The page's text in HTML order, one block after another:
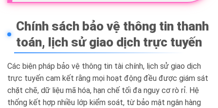
Chính sách bảo vệ thông tin thanh
toán, lịch sử giao dịch trực tuyến
Các biện pháp bảo vệ thông tin tài chính, lịch sử giao dịch
trực tuyến cam kết rằng mọi hoạt động đều được giám sát
chặt chẽ, dữ liệu mã hóa, hạn chế tối đa nguy cơ rò rỉ. Hệ
thống kết hợp nhiều lớp kiểm soát, từ bảo mật ngân hàng